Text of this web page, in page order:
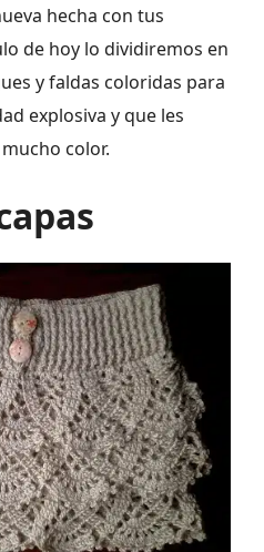
hecha con tus
de hoy lo dividiremos en
y faldas coloridas para
explosiva y que les
color.